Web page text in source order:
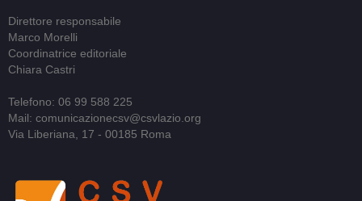
Direttore responsabile
Marco Morelli
Coordinatrice editoriale
Chiara Castri
Telefono: 06 99 588 225
Mail: comunicazionecsv@csvlazio.org
Via Liberiana, 17 - 00185 Roma